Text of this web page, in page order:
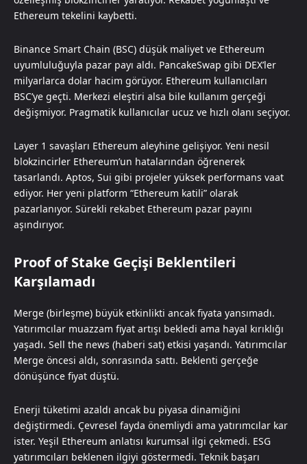
Ethereum tekelini kaybetti.
Binance Smart Chain (BSC) düşük maliyet ve Ethereum
uyumluluğuyla pazar payı aldı. PancakeSwap gibi DEX’ler
milyarlarca dolar hacim görüyor. Ethereum kullanıcıları
BSC’ye geçti. Merkezi eleştiri alsa bile kullanım gerçeği
değişmiyor. Pragmatik kullanıcılar ucuz ve hızlı olanı seçiyor.
Layer 1 savaşları Ethereum aleyhine gelişiyor. Yeni nesil
blokzincirler Ethereum’un hatalarından öğrenerek
tasarlandı. Aptos, Sui gibi projeler yüksek performans vaat
ediyor. Her yeni platform “Ethereum katili” olarak
pazarlanıyor. Sürekli rekabet Ethereum pazar payını
aşındırıyor.
Proof of Stake Geçişi Beklentileri
Karşılamadı
Merge (birleşme) büyük etkinlikti ancak fiyata yansımadı.
Yatırımcılar muazzam fiyat artışı bekledi ama hayal kırıklığı
yaşadı. Sell the news (haberi sat) etkisi yaşandı. Yatırımcılar
Merge öncesi aldı, sonrasında sattı. Beklenti gerçeğe
dönüşünce fiyat düştü.
Enerji tüketimi azaldı ancak bu piyasa dinamiğini
değiştirmedi. Çevresel fayda önemliydi ama yatırımcılar kar
ister. Yeşil Ethereum anlatısı kurumsal ilgi çekmedi. ESG
yatırımcıları beklenen ilgiyi göstermedi. Teknik başarı